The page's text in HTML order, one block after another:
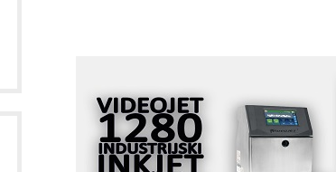
Alba d.o.o. – 35 godina preciznosti u
metrologiji i pametnim dozirnim
rešenjima
IBeRTIM - oprema za ispitivanje